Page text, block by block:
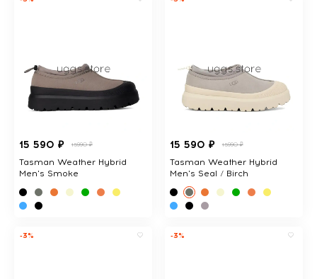
15 590 ₽ 15990 ₽
Tasman Weather Hybrid
Men's Smoke
15 590 ₽ 15990 ₽
Tasman Weather Hybrid
Men's Seal / Birch
-3% -3%